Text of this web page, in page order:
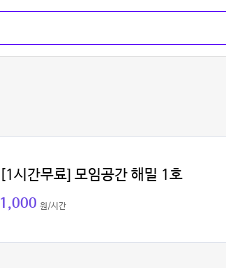
[1시간무료] 모임공간 해밀 1호
1,000 원/시간